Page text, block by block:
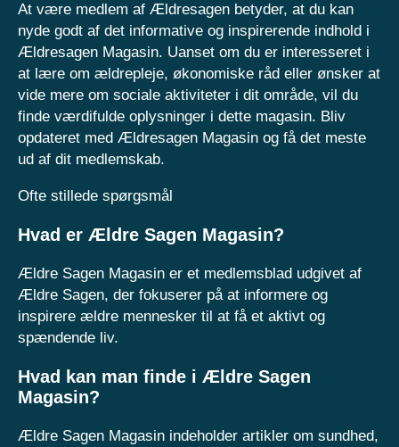
At være medlem af Ældresagen betyder, at du kan
nyde godt af det informative og inspirerende indhold i
Ældresagen Magasin. Uanset om du er interesseret i
at lære om ældrepleje, økonomiske råd eller ønsker at
vide mere om sociale aktiviteter i dit område, vil du
finde værdifulde oplysninger i dette magasin. Bliv
opdateret med Ældresagen Magasin og få det meste
ud af dit medlemskab.
Ofte stillede spørgsmål
Hvad er Ældre Sagen Magasin?
Ældre Sagen Magasin er et medlemsblad udgivet af
Ældre Sagen, der fokuserer på at informere og
inspirere ældre mennesker til at få et aktivt og
spændende liv.
Hvad kan man finde i Ældre Sagen
Magasin?
Ældre Sagen Magasin indeholder artikler om sundhed,